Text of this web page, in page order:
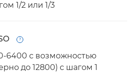
1/2 или 1/3
6400 с возможностью
до 12800) с шагом 1